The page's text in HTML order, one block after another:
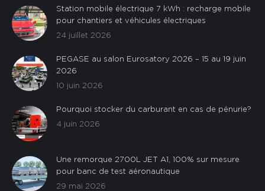
Station mobile électrique 7 kWh : recharge mobile
pour chantiers et véhicules électriques
24 juillet 2026
PEGASE au salon Eurosatory 2026 – 15 au 19 juin
2026
10 juin 2026
Pourquoi stocker du carburant en cas de pénurie?
4 juin 2026
Une remorque 2700L JET A1, 100% sur mesure
pour banc de test aéronautique
29 mai 2026